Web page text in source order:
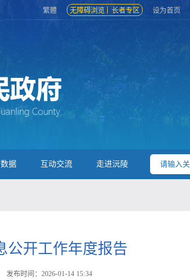
繁體 无障碍浏览 长者专区 设为首页
据 互动交流 走进沅陵
公开工作年度报告
发布时间：2026-01-14 15:34